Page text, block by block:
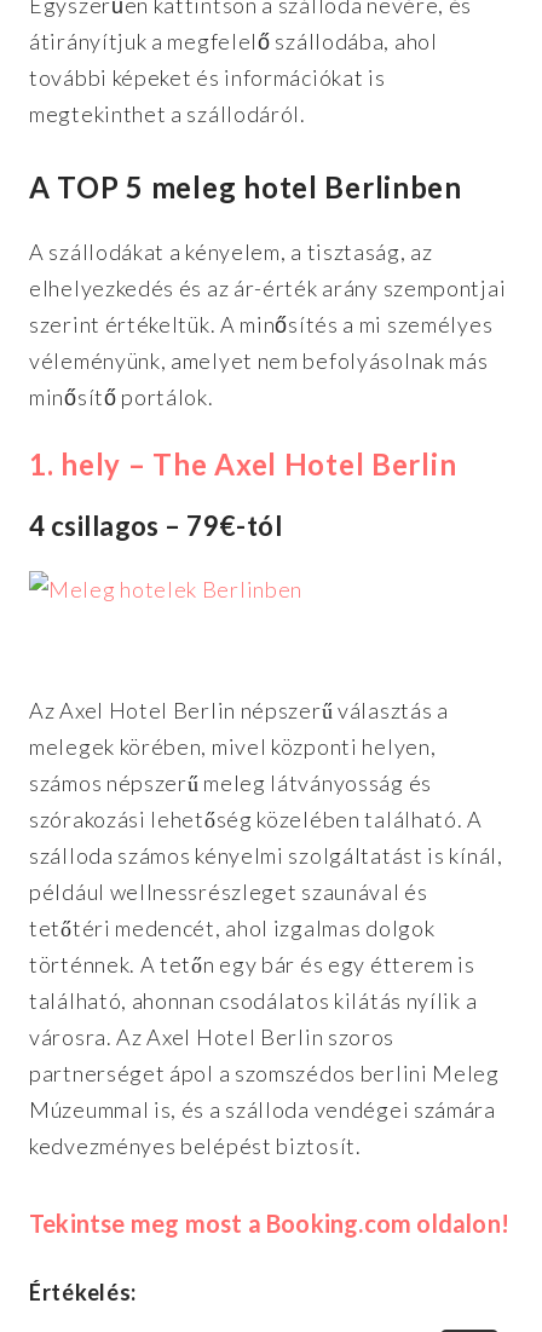
átirányítjuk a megfelelő szállodába, ahol
további képeket és információkat is
megtekinthet a szállodáról.
A TOP 5 meleg hotel Berlinben
A szállodákat a kényelem, a tisztaság, az
elhelyezkedés és az ár-érték arány szempontjai
szerint értékeltük. A minősítés a mi személyes
véleményünk, amelyet nem befolyásolnak más
minősítő portálok.
1. hely – The Axel Hotel Berlin
4 csillagos – 79€-tól
Az Axel Hotel Berlin népszerű választás a
melegek körében, mivel központi helyen,
számos népszerű meleg látványosság és
szórakozási lehetőség közelében található. A
szálloda számos kényelmi szolgáltatást is kínál,
például wellnessrészleget szaunával és
tetőtéri medencét, ahol izgalmas dolgok
történnek. A tetőn egy bár és egy étterem is
található, ahonnan csodálatos kilátás nyílik a
városra. Az Axel Hotel Berlin szoros
partnerséget ápol a szomszédos berlini Meleg
Múzeummal is, és a szálloda vendégei számára
kedvezményes belépést biztosít.
Tekintse meg most a Booking.com oldalon!
Értékelés: